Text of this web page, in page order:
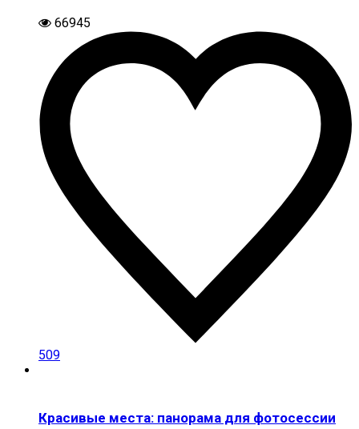
66945
509
Красивые места: панорама для фотосессии